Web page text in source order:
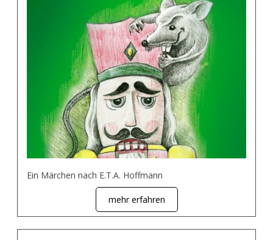
Ein Märchen nach E.T.A. Hoffmann
mehr erfahren